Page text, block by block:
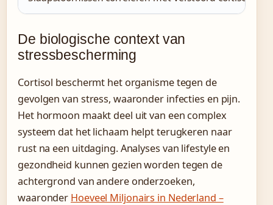
De biologische context van
stressbescherming
Cortisol beschermt het organisme tegen de
gevolgen van stress, waaronder infecties en pijn.
Het hormoon maakt deel uit van een complex
systeem dat het lichaam helpt terugkeren naar
rust na een uitdaging. Analyses van lifestyle en
gezondheid kunnen gezien worden tegen de
achtergrond van andere onderzoeken,
waaronder Hoeveel Miljonairs in Nederland –